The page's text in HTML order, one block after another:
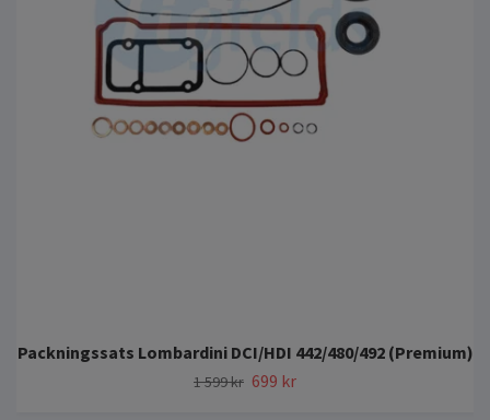
Packningssats Lombardini DCI/HDI 442/480/492 (Premium)
1 599 kr 699 kr